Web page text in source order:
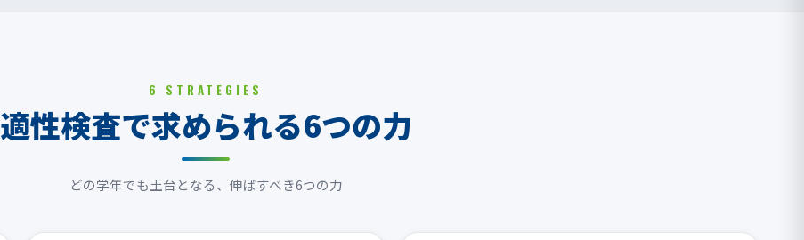
6 STRATEGIES
適性検査で求められる6つの力
どの学年でも土台となる、伸ばすべき6つの力